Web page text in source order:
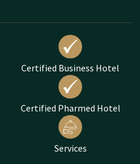
Certified Business Hotel
Certified Pharmed Hotel
Services